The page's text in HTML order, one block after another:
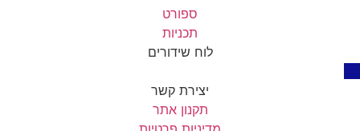
ספורט
תכניות
לוח שידורים
יצירת קשר
תקנון אתר